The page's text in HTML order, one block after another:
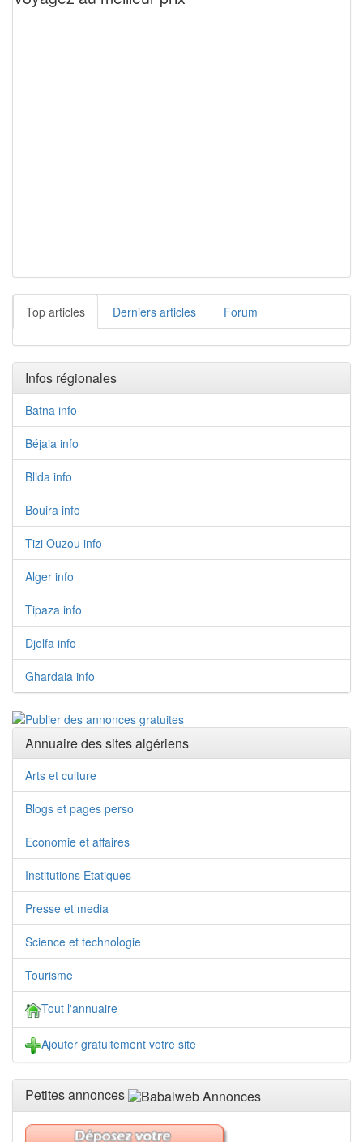
Top articles Derniers articles Forum
Infos régionales
Batna info
Béjaia info
Blida info
Bouira info
Tizi Ouzou info
Alger info
Tipaza info
Djelfa info
Ghardaia info
Annuaire des sites algériens
Arts et culture
Blogs et pages perso
Economie et affaires
Institutions Etatiques
Presse et media
Science et technologie
Tourisme
Tout l'annuaire
Ajouter gratuitement votre site
Petites annonces